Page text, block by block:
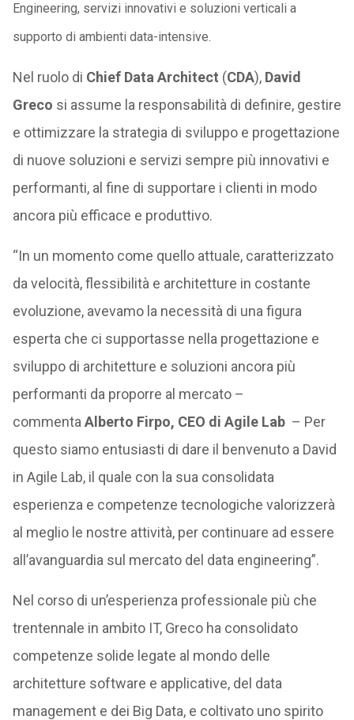
Engineering, servizi innovativi e soluzioni verticali a
supporto di ambienti data-intensive.
Nel ruolo di Chief Data Architect (CDA), David
Greco si assume la responsabilità di definire, gestire
e ottimizzare la strategia di sviluppo e progettazione
di nuove soluzioni e servizi sempre più innovativi e
performanti, al fine di supportare i clienti in modo
ancora più efficace e produttivo.
“In un momento come quello attuale, caratterizzato
da velocità, flessibilità e architetture in costante
evoluzione, avevamo la necessità di una figura
esperta che ci supportasse nella progettazione e
sviluppo di architetture e soluzioni ancora più
performanti da proporre al mercato –
commenta Alberto Firpo, CEO di Agile Lab – Per
questo siamo entusiasti di dare il benvenuto a David
in Agile Lab, il quale con la sua consolidata
esperienza e competenze tecnologiche valorizzerà
al meglio le nostre attività, per continuare ad essere
all’avanguardia sul mercato del data engineering”.
Nel corso di un’esperienza professionale più che
trentennale in ambito IT, Greco ha consolidato
competenze solide legate al mondo delle
architetture software e applicative, del data
management e dei Big Data, e coltivato uno spirito